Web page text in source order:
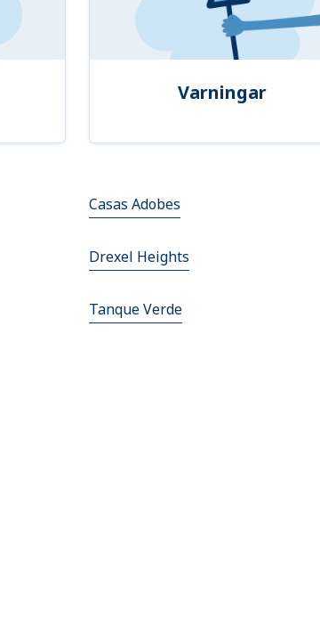
Varningar
Casas Adobes
Drexel Heights
Tanque Verde